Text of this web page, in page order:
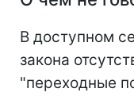
В доступном
закона
"переходные